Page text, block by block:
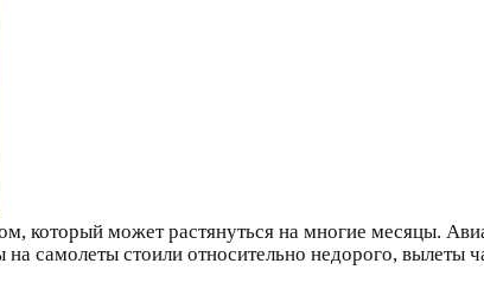
который может растянуться на многие месяцы.
самолеты стоили относительно недорого, вылеты